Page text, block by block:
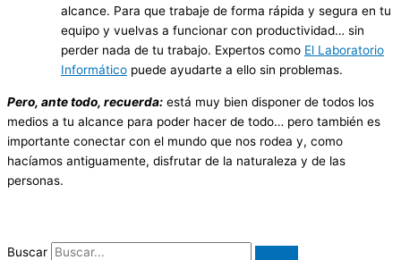
alcance. Para que trabaje de forma rápida y segura en tu
equipo y vuelvas a funcionar con productividad… sin
perder nada de tu trabajo. Expertos como El Laboratorio
Informático puede ayudarte a ello sin problemas.
Pero, ante todo, recuerda: está muy bien disponer de todos los
medios a tu alcance para poder hacer de todo… pero también es
importante conectar con el mundo que nos rodea y, como
hacíamos antiguamente, disfrutar de la naturaleza y de las
personas.
Buscar